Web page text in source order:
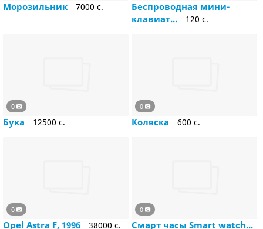
Морозильник 7000 c.
Беспроводная мини-
клавиат...
120 c.
0
Бука 12500 c.
0
Коляска 600 c.
0
Opel Astra F, 1996 38000 c.
0
Смарт часы Smart watch...